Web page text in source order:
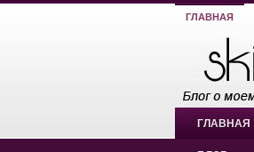
ГЛАВНАЯ
ГЛАВНАЯ